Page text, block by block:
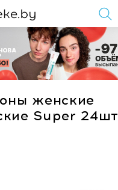
женские
Super 24шт